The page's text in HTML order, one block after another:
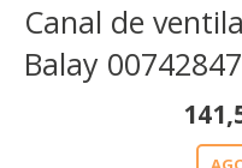
Canal de
Balay 00742847